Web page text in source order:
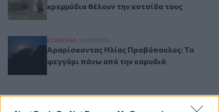
κρεμμύδια θέλουν την κοτσίδα τους
Αραρίσκοντας Ηλίας Προβόπουλος: Το
ΚΟΙΝΩΝΙΑ 24.08.2021
Αραρίσκοντας Ηλίας Προβόπουλος: Το
φεγγάρι πάνω από την καρυδιά